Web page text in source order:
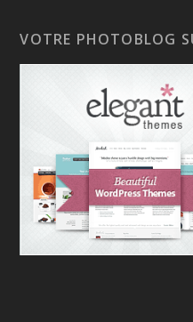
VOTRE PHOTOBLOG